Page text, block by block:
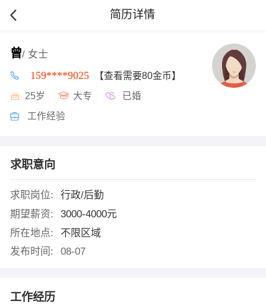
简历详情
曾/ 女士
159****9025 【查看需要80金币】
25岁 大专 已婚
工作经验
求职意向
求职岗位:
行政/后勤
期望薪资:
3000-4000元
所在地点:
不限区域
发布时间:
08-07
工作经历